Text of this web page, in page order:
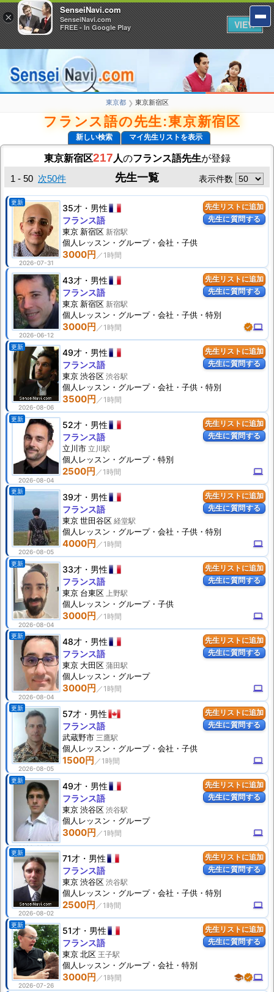
東京都 ❯ 東京新宿区
フランス語の先生:東京新宿区
新しい検索 マイ先生リストを表示
東京新宿区217 人のフランス語先生が登録
先生一覧
1 - 50 次50件 表示件数
先生リストに追加
先生に質問する
更新
2026-07-31
35才 男性
3000円
フランス語
東京 新宿区 新宿駅
個人 レッスン ・グループ・会社・子供
先生リストに追加
先生に質問する
2026-06-12
43才 男性
3000円 verifiedcomputer
フランス語
東京 新宿区 新宿駅
個人 レッスン ・グループ・会社・子供・特別
先生リストに追加
先生に質問する
更新
2026-08-06
49才 男性
3500円
フランス語
東京 渋谷区 渋谷駅
個人 レッスン ・グループ・会社・子供・特別
先生リストに追加
先生に質問する
更新
2026-08-04
52才 男性
2500円 computer
フランス語
立川市 立川駅
個人 レッスン ・グループ・特別
先生リストに追加
先生に質問する
更新
2026-08-05
39才 男性
4000円 computer
フランス語
東京 世田谷区 経堂駅
個人 レッスン ・グループ・会社・子供・特別
先生リストに追加
先生に質問する
更新
2026-08-04
33才 男性
3000円 computer
フランス語
東京 台東区 上野駅
個人 レッスン ・グループ・子供
先生リストに追加
先生に質問する
更新
2026-08-04
48才 男性
3000円 computer
フランス語
東京 大田区 蒲田駅
個人 レッスン ・グループ
先生リストに追加
先生に質問する
更新
2026-08-05
57才 男性
1500円 computer
フランス語
武蔵野市 三鷹駅
個人 レッスン ・グループ・会社・子供
先生リストに追加
先生に質問する
更新
2026-08-06
49才 男性
3000円 computer
フランス語
東京 渋谷区 渋谷駅
個人 レッスン ・グループ
先生リストに追加
先生に質問する
更新
2026-08-02
71才 男性
2500円 computer
フランス語
東京 渋谷区 渋谷駅
個人 レッスン ・グループ・会社・子供・特別
先生リストに追加
先生に質問する
更新
2026-07-26
51才 男性
3000円 schoolverifiedcomputer
フランス語
東京 北区 王子駅
個人 レッスン ・グループ・会社・特別
×
SenseiNavi.com
SenseiNavi.com
FREE - In Google Play
VIEW
×
SenseiNavi.com
SenseiNavi.com
FREE - In Google Play
VIEW